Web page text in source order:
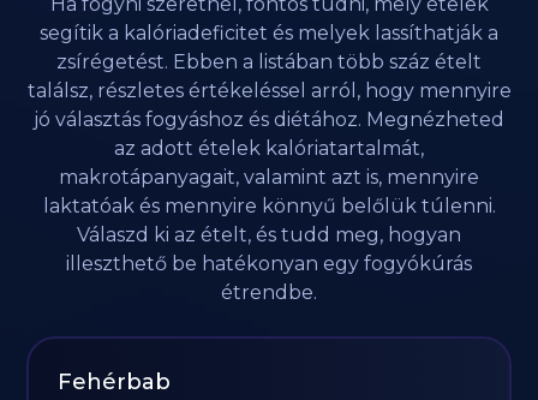
segítik a kalóriadeficitet és melyek lassíthatják a
zsírégetést. Ebben a listában több száz ételt
találsz, részletes értékeléssel arról, hogy mennyire
jó választás fogyáshoz és diétához. Megnézheted
az adott ételek kalóriatartalmát,
makrotápanyagait, valamint azt is, mennyire
laktatóak és mennyire könnyű belőlük túlenni.
Válaszd ki az ételt, és tudd meg, hogyan
illeszthető be hatékonyan egy fogyókúrás
étrendbe.
Fehérbab